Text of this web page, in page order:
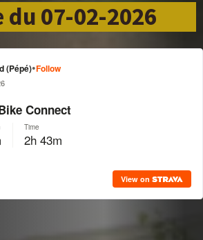
du 07-02-2026